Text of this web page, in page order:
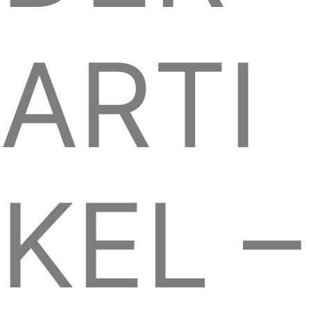
ARTI
KEL –